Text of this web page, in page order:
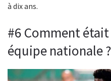
à dix ans.
#6 Comment
équipe nationale ?